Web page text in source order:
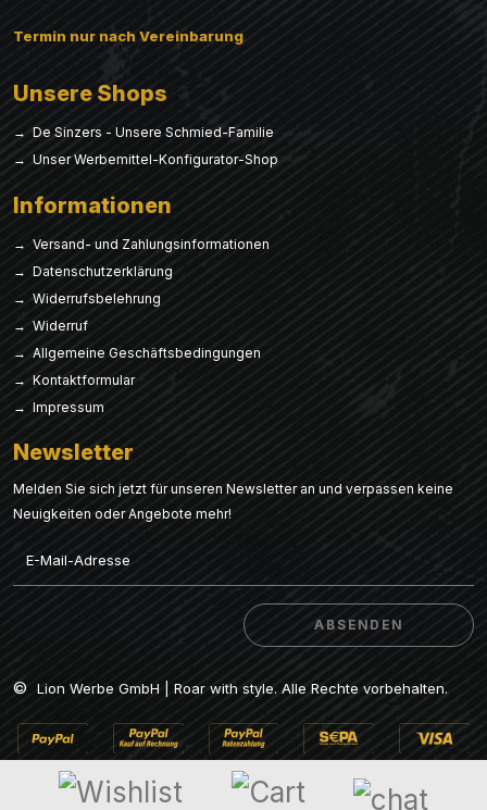
Termin nur nach Vereinbarung
Unsere Shops
→ De Sinzers - Unsere Schmied-Familie
→ Unser Werbemittel-Konfigurator-Shop
Informationen
→ Versand- und Zahlungsinformationen
→ Datenschutzerklärung
→ Widerrufsbelehrung
→ Widerruf
→ Allgemeine Geschäftsbedingungen
→ Kontaktformular
→ Impressum
Newsletter
Melden Sie sich jetzt für unseren Newsletter an und verpassen keine
Neuigkeiten oder Angebote mehr!
ABSENDEN
ABSENDEN
© Lion Werbe GmbH | Roar with style. Alle Rechte vorbehalten.